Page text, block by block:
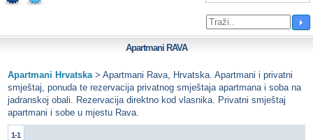
Apartmani RAVA
Apartmani Hrvatska> Apartmani Rava, Hrvatska. Apartmani i privatni
smještaj, ponuda te rezervacija privatnog smještaja apartmana i soba na
jadranskoj obali. Rezervacija direktno kod vlasnika. Privatni smještaj
apartmani i sobe u mjestu Rava.
1-1